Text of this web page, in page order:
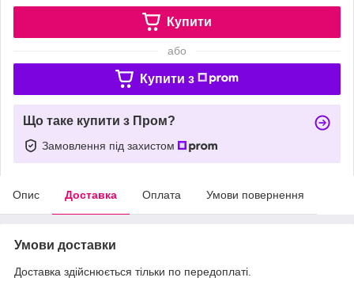
Купити
або
Купити з
Що таке купити з Пром?
Замовлення під захистом
Опис Доставка Оплата Умови повернення
Умови доставки
Доставка здійснюється тільки по передоплаті.